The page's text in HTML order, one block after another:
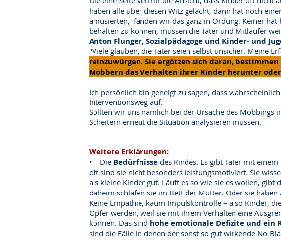
haben alle über diesen Witz gelacht, dann hat noch
amüsierten, fanden wir das ganz in Ordung. Keiner
behalten zu können, müssen die Täter und Mitläufer
Anton Flunger, Sozialpädagoge und Kinder- und
"Viele glauben, die Täter seien selbst unsicher. Meine
reinzuwürgen. Sie ergötzen sich daran,
Mobbern das Verhalten ihrer Kinder herunter
Ich persönlich bin geneigt zu sagen, dass
Interventionsweg auf.
Sollten wir uns nämlich bei der Ursache des Mobbings
Scheitern erneut die Situation analysieren müssen.
Weitere Erklärungen:
• Die Bedürfnisse des Kindes. Es gibt Täter mit
oft sind sie nicht besonders leistungsmotiviert. Sie
als kleine Kinder gut. Läuft es so wie sie es wollen, gibt
daheim schlafen sie im Bett der Mutter. Oder sie haben
Keine Empathie, kaum Impulskontrolle – also Kinder,
Opfer werden, weil sie mit ihrem Verhalten eine
können. Das sind hohe emotionale Defizite und ein
sind die Fälle in denen der sonst so gut wirkende No-